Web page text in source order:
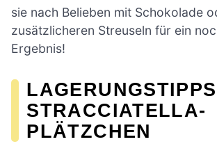
sie nach Belieben mit Schokolade
zusätzlicheren Streuseln für ein
Ergebnis!
STRACCIATELLA-
PLÄTZCHEN